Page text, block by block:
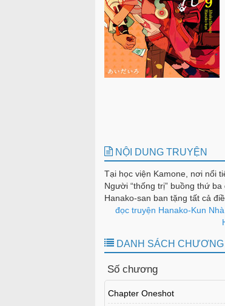
NỘI DUNG TRUYỆN
Tại học viện Kamone, nơi nổi
Người “thống trị” buồng thứ
Hanako-san ban tặng tất cả
sinh trung học khép kín
mạo hiểm khám phá khu nhà
đọc truyện Hanako-Kun
DANH SÁCH CHƯƠNG
Số chương
Chapter Oneshot